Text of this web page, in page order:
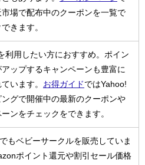
市場で配布中のクーポンを一覧で
きます。
利用したい方におすすめ。ポイン
アップするキャンペーンも豊富に
います。 お得ガイドではYahoo!
ングで開催中の最新のクーポンや
ンをチェックをできます。
もベビーサークルを販売していま
ポイント還元や割引セール価格